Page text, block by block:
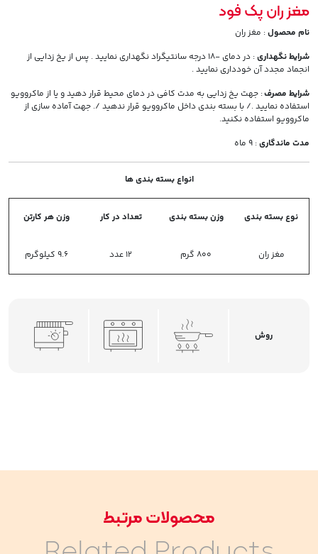
مغز ران پک فود
نام محصول: مغز ران
شرایط نگهداری
: در دمای -18 درجه سانتیگراد نگهداری نمایید . پس از یخ زدایی از
انجماد مجدد آن خودداری نمایید .
شرایط مصرف: جهت یخ زدایی به مدت کافی در دمای محیط قرار دهید و یا از ماکروویو
استفاده نمایید ./ با بسته بندی داخل ماکروویو قرار ندهید /. جهت آماده سازی از
ماکروویو استفاده نکنید.
مدت ماندگاری: 9 ماه
انواع بسته بندی ها
نوع بسته بندی وزن بسته بندی تعداد در کار وزن هر کارتن
مغز ران 800 گرم 12 عدد 9.6 کیلوگرم
روش
محصولات مرتبط